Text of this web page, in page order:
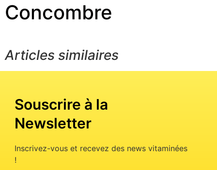
Concombre
Articles similaires
Souscrire à la
Newsletter
Inscrivez-vous et recevez des news vitaminées
!